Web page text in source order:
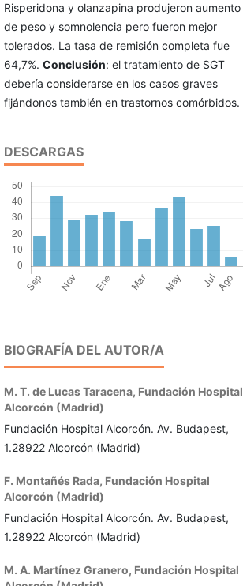
Risperidona y olanzapina produjeron aumento
de peso y somnolencia pero fueron mejor
tolerados. La tasa de remisión completa fue
64,7%. Conclusión: el tratamiento de SGT
debería considerarse en los casos graves
fijándonos también en trastornos comórbidos.
DESCARGAS
BIOGRAFÍA DEL AUTOR/A
M. T. de Lucas Taracena, Fundación Hospital
Alcorcón (Madrid)
Fundación Hospital Alcorcón. Av. Budapest,
1.28922 Alcorcón (Madrid)
F. Montañés Rada, Fundación Hospital
Alcorcón (Madrid)
Fundación Hospital Alcorcón. Av. Budapest,
1.28922 Alcorcón (Madrid)
M. A. Martínez Granero, Fundación Hospital